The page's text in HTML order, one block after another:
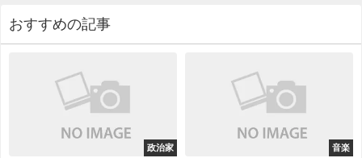
おすすめの記事
政治家 音楽